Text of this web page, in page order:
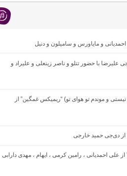
2 “خفن قفلی” از دیجی علیرضا با حضور تتلو و ناصر زینعلی و علیراد و
نیستی و موندم تو هوای تو) “ریمیکس غمگین” از
از دی‌جی حمید خارجی
دپ” از علی احمدیانی ، رامین کرمی ، ایهام ، مهدی دارابی